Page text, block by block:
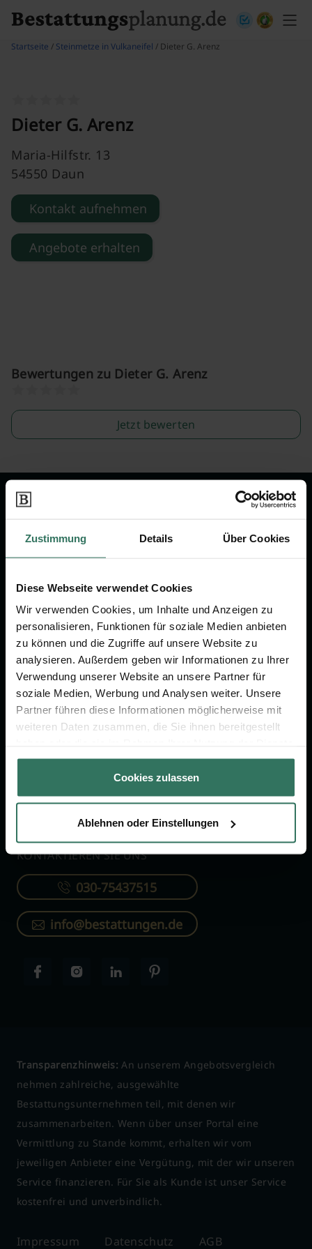
Zustimmung Details Über Cookies
Diese Webseite verwendet Cookies
Wir verwenden Cookies, um Inhalte und Anzeigen zu
personalisieren, Funktionen für soziale Medien anbieten
zu können und die Zugriffe auf unsere Website zu
analysieren. Außerdem geben wir Informationen zu Ihrer
Verwendung unserer Website an unsere Partner für
soziale Medien, Werbung und Analysen weiter. Unsere
Partner führen diese Informationen möglicherweise mit
weiteren Daten zusammen, die Sie ihnen bereitgestellt
gesammelt haben.
Cookies zulassen
Ablehnen oder Einstellungen
Startseite / Steinmetze in Vulkaneifel / Dieter G. Arenz
Dieter G. Arenz
Maria-Hilfstr. 13
54550 Daun
Kontakt aufnehmen
Angebote erhalten
Bewertungen zu Dieter G. Arenz
Jetzt bewerten
Wir sind Ihr Ansprechpartner rund
um das Thema Bestattung &
Vorsorge.
Jetzt beraten lassen
FÜR SIE
Vergleich
Ratgeber
Verzeichnis
FÜR BESTATTER
Online-Portal
Kostenlos registrieren
KONTAKTIEREN SIE UNS
030-75437515
info@bestattungen.de
Transparenzhinweis: An unserem Angebotsvergleich
nehmen zahlreiche, ausgewählte
Bestattungsunternehmen teil, mit denen wir
zusammenarbeiten. Wenn über unser Portal eine
Vermittlung zu Stande kommt, erhalten wir vom
jeweiligen Anbieter eine Vergütung, mit der wir unseren
Service finanzieren. Für Sie als Kunde ist unser Service
kostenfrei und unverbindlich.
Impressum Datenschutz AGB